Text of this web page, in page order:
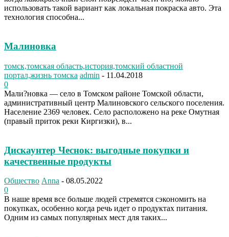
использовать такой вариант как локальная покраска авто. Эта
технология способна...
Малиновка
томск,томская область,история,томский областной
портал,жизнь томска admin - 11.04.2018
0
Мали?новка — село в Томском районе Томской области,
административный центр Малиновского сельского поселения.
Население 2369 человек. Село расположено на реке Омутная
(правый приток реки Киргизки), в...
Дискаунтер Чеснок: выгодные покупки и
качественные продукты
Общество Anna - 08.05.2022
0
В наше время все больше людей стремятся сэкономить на
покупках, особенно когда речь идет о продуктах питания.
Одним из самых популярных мест для таких...